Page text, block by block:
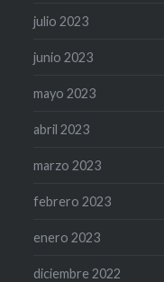
julio 2023
junio 2023
mayo 2023
abril 2023
marzo 2023
febrero 2023
enero 2023
diciembre 2022